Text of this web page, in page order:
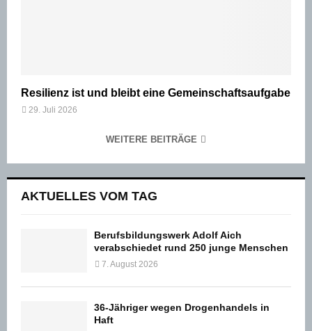
Resilienz ist und bleibt eine Gemeinschaftsaufgabe
29. Juli 2026
WEITERE BEITRÄGE
AKTUELLES VOM TAG
Berufsbildungswerk Adolf Aich
verabschiedet rund 250 junge Menschen
7. August 2026
36-Jähriger wegen Drogenhandels in
Haft